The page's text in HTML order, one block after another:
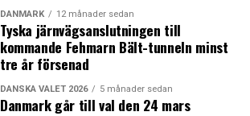
DANMARK 12 månader sedan
Tyska järnvägsanslutningen till
kommande Fehmarn Bält-tunneln minst
tre år försenad
DANSKA VALET 2026 5 månader sedan
Danmark går till val den 24 mars